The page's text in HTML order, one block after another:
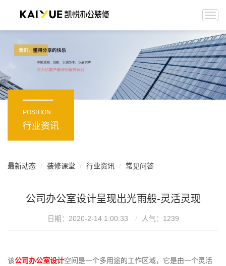
POSITION
行业资讯
最新动态 装修课堂 行业资讯 常见问答
公司办公室设计呈现出光雨般-灵活灵现
日期：2020-2-14 1:00:33 人气： 1239
该公司办公室设计空间是一个多用途的工作区域，它是由一个灵活